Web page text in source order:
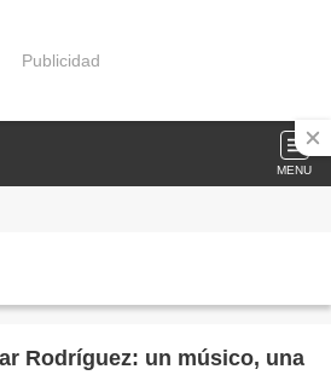
Publicidad
MENU
Rodríguez: un músico, una